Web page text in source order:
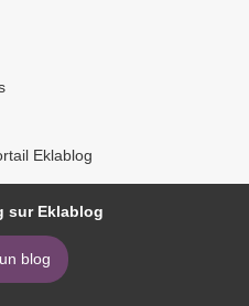
Eklablog
sur Eklablog
blog